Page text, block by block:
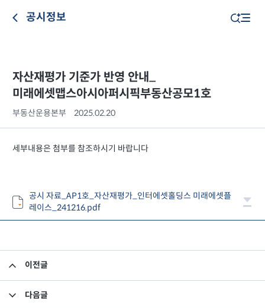
공시정보
자산재평가 기준가 반영 안내_
미래에셋맵스아시아퍼시픽부동산공모1호
부동산운용본부 2025.02.20
세부내용은 첨부를 참조하시기 바랍니다
공시 자료_AP1호_자산재평가_인터에셋홀딩스 미래에셋플
레이스_241216.pdf
이전글
다음글